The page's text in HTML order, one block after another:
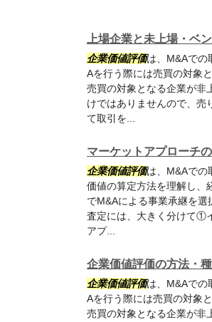
上場企業と未上場・ベ
企業価値評価は、M&Aでの
Aを行う際には売買の対象
売買の対象となる企業が非
けではありませんので、売
て取引を...
マーケットアプローチ
企業価値評価は、M&Aでの
価値の算定方法を理解し、
でM&Aによる事業承継を
査定には、大きく分けて①
アプ...
企業価値評価の方法・
企業価値評価は、M&Aでの
Aを行う際には売買の対象
売買の対象となる企業が非